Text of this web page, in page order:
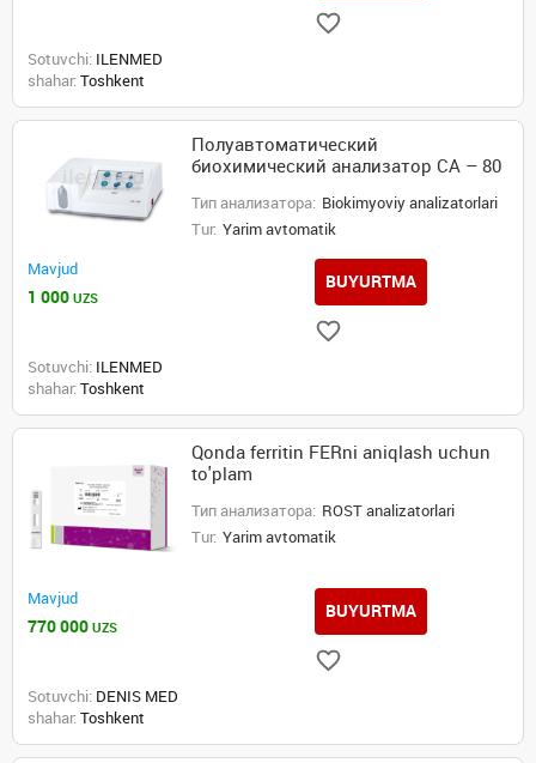
Sotuvchi: ILENMED
shahar: Toshkent
Полуавтоматический
биохимический анализатор CA – 80
Тип анализатора: Biokimyoviy analizatorlari
Tur: Yarim avtomatik
Mavjud
1 000 UZS
BUYURTMA
Sotuvchi: ILENMED
shahar: Toshkent
Qonda ferritin FERni aniqlash uchun
to'plam
Тип анализатора: ROST analizatorlari
Tur: Yarim avtomatik
Mavjud
770 000 UZS
BUYURTMA
Sotuvchi: DENIS MED
shahar: Toshkent